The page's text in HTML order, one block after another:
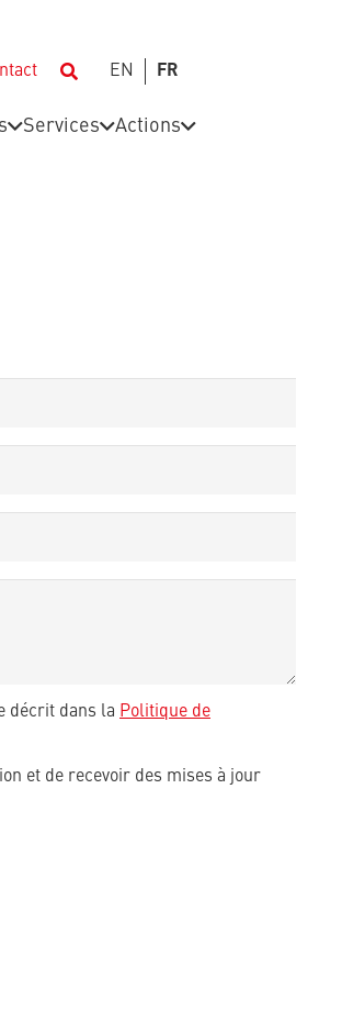
EN FR
Services Actions
décrit dans la Politique de
et de recevoir des mises à jour